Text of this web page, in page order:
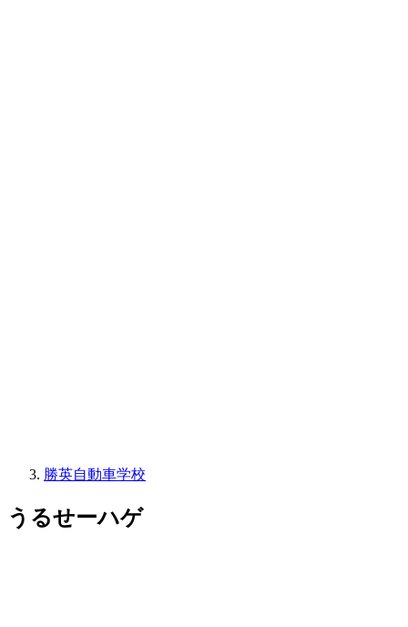
勝英自動車学校
うるせーハゲ